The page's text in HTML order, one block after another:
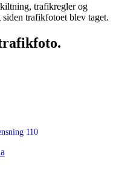
trafikregler og
trafikfotoet blev taget.
110